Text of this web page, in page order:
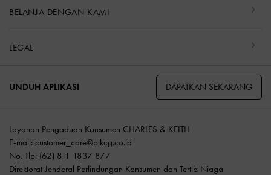
BELANJA DENGAN KAMI
LEGAL
UNDUH APLIKASI DAPATKAN SEKARANG
Layanan Pengaduan Konsumen CHARLES & KEITH
E-mail: customer_care@ptkcg.co.id
No. Tlp: (62) 811 1837 877
Direktorat Jenderal Perlindungan Konsumen dan Tertib Niaga